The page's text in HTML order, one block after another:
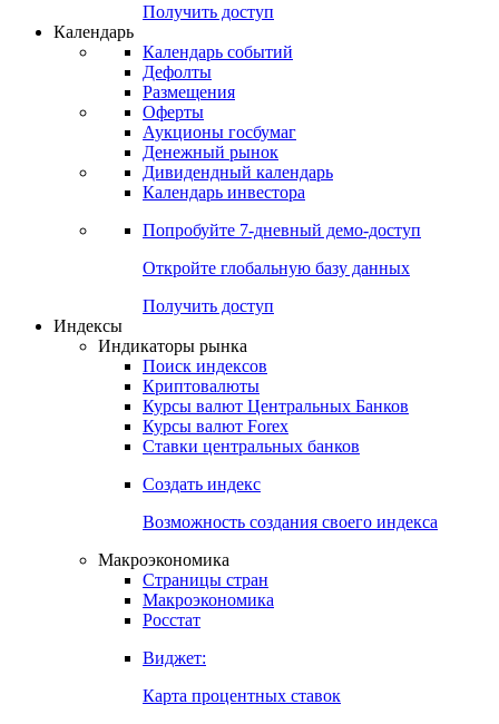
Получить доступ
Календарь
Календарь событий
Дефолты
Размещения
Оферты
Аукционы госбумаг
Денежный рынок
Дивидендный календарь
Календарь инвестора
Попробуйте 7-дневный демо-доступ
Откройте глобальную базу данных
Получить доступ
Индексы
Индикаторы рынка
Поиск индексов
Криптовалюты
Курсы валют Центральных Банков
Курсы валют Forex
Ставки центральных банков
Создать индекс
Возможность создания своего индекса
Макроэкономика
Страницы стран
Макроэкономика
Росстат
Виджет:
Карта процентных ставок